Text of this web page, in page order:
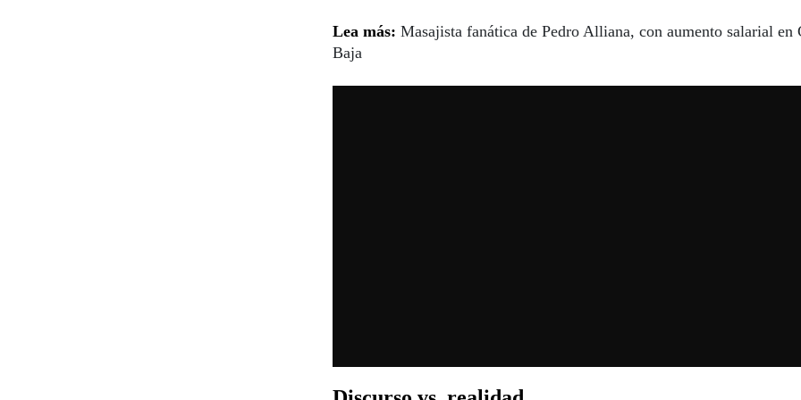
Lea más: Masajista fanática de Pedro Alliana, con aumento salarial en
Baja